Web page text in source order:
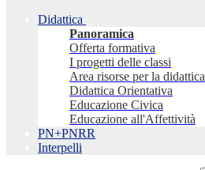
Didattica
Panoramica
Offerta formativa
I progetti delle classi
Area risorse per la didattica
Didattica Orientativa
Educazione Civica
Educazione all'Affettività
PN+PNRR
Interpelli